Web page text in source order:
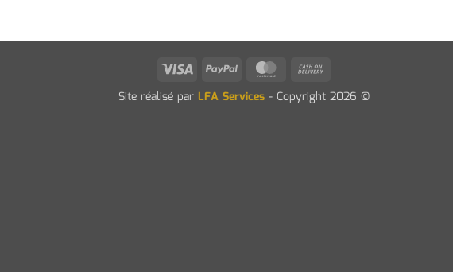
Visa PayPal MasterCard
Delivery
Site réalisé par LFA Services - Copyright 2026 ©